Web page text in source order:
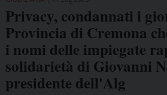
Privacy, condannati i
Provincia di Cremona
i nomi delle impiegate
solidarietà di Giovanni
presidente dell'Alg